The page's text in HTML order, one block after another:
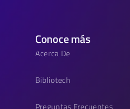
Conoce más
Acerca De
Bibliotech
Preguntas Frecuentes